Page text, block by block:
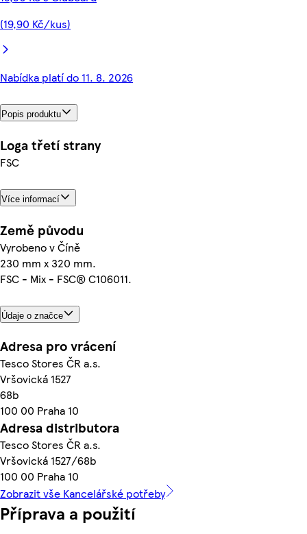
(19,90 Kč/kus)
Nabídka platí do 11. 8. 2026
Popis produktu
Loga třetí strany
FSC
Více informací
Země původu
Vyrobeno v Číně
230 mm x 320 mm.
FSC - Mix - FSC® C106011.
Údaje o značce
Adresa pro vrácení
Tesco Stores ČR a.s.
Vršovická 1527
68b
100 00 Praha 10
Adresa distributora
Tesco Stores ČR a.s.
Vršovická 1527/68b
100 00 Praha 10
Zobrazit vše Kancelářské potřeby
Příprava a použití